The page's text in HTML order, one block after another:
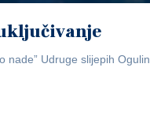
nade” Udruge slijepih Ogulin